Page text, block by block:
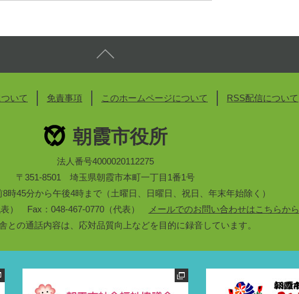
いて 免責事項 このホームページについて RSS配信について
朝霞市役所
法人番号4000020112275
〒351-8501 埼玉県朝霞市本町一丁目1番1号
時45分から午後4時まで（土曜日、日曜日、祝日、年末年始除く）
表） Fax：048-467-0770（代表）
メールでのお問い合わせはこちらから
との通話内容は、応対品質向上などを目的に録音しています。